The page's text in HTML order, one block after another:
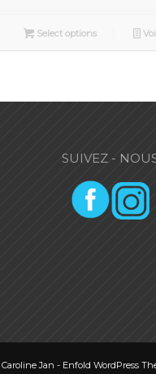
Select options
SUIVEZ -
Caroline Jan - Enfold WordPress